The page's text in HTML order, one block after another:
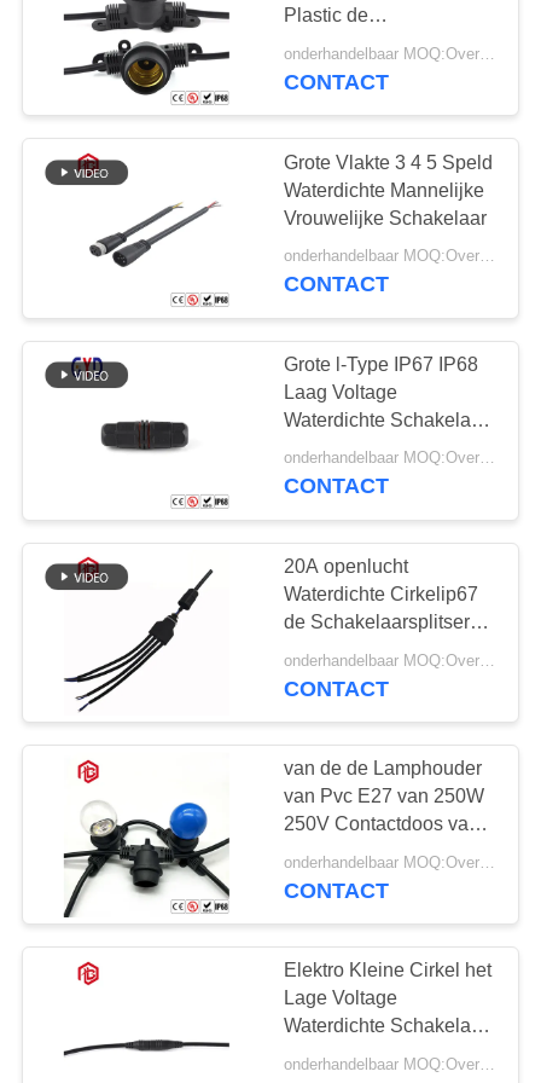
Waterdichte
Mannelijke
Vrouwelijke
Schakelaar
Waterdichte
Kabelschakelaar
96
Het waterdichte
Comité zet
Schakelaar op
49
Multi Waterdichte
Speldschakelaars
36
Plastic de
Machtscontactdoos
aansteken van de
onderhandelbaar MOQ:Overeen te komen
CONTACT
Grote Vlakte 3 4 5 Speld
Waterdichte Mannelijke
Vrouwelijke Schakelaar
onderhandelbaar MOQ:Overeen te komen
CONTACT
Grote l-Type IP67 IP68
Laag Voltage
Waterdichte Schakelaar
2 Speld 3 4
onderhandelbaar MOQ:Overeen te komen
CONTACT
20A openlucht
Waterdichte Cirkelip67
de Schakelaarsplitser
van de Kabelsplitser
CONTACT
van de de Lamphouder
van Pvc E27 van 250W
250V Contactdoos van
de de Basisbol de
Zwarte Phenolic
onderhandelbaar MOQ:Overeen te komen
CONTACT
Elektro Kleine Cirkel het
Lage Voltage
Waterdichte Schakelaar
van M6
onderhandelbaar MOQ:Overeen te komen